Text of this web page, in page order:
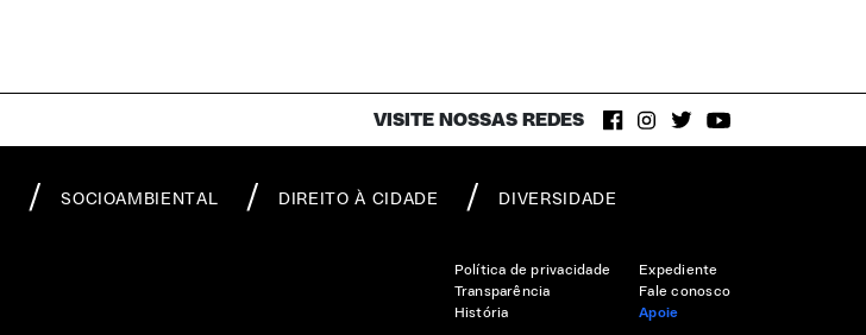
VISITE NOSSAS REDES
SOCIOAMBIENTAL DIREITO À CIDADE DIVERSIDADE
Política de privacidade
Transparência
História
Expediente
Fale conosco
Apoie